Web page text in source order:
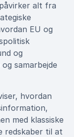
alt fra
EU og
og
samarbejde
hvordan
med klassiske
redskaber til at